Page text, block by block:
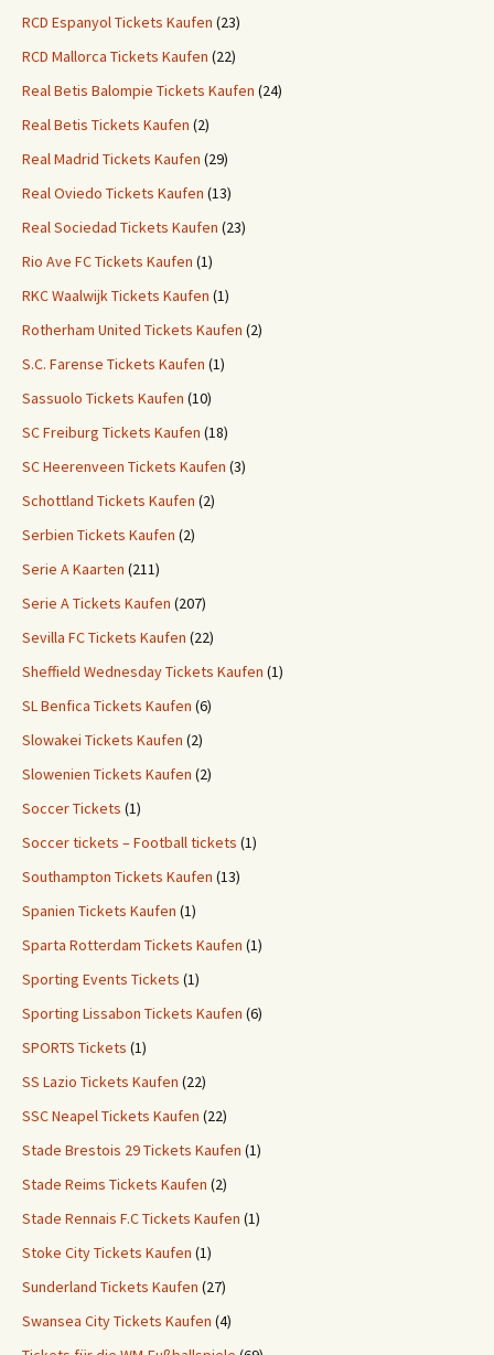
RCD Espanyol Tickets Kaufen (23)
RCD Mallorca Tickets Kaufen (22)
Real Betis Balompie Tickets Kaufen (24)
Real Betis Tickets Kaufen (2)
Real Madrid Tickets Kaufen (29)
Real Oviedo Tickets Kaufen (13)
Real Sociedad Tickets Kaufen (23)
Rio Ave FC Tickets Kaufen (1)
RKC Waalwijk Tickets Kaufen (1)
Rotherham United Tickets Kaufen (2)
S.C. Farense Tickets Kaufen (1)
Sassuolo Tickets Kaufen (10)
SC Freiburg Tickets Kaufen (18)
SC Heerenveen Tickets Kaufen (3)
Schottland Tickets Kaufen (2)
Serbien Tickets Kaufen (2)
Serie A Kaarten (211)
Serie A Tickets Kaufen (207)
Sevilla FC Tickets Kaufen (22)
Sheffield Wednesday Tickets Kaufen (1)
SL Benfica Tickets Kaufen (6)
Slowakei Tickets Kaufen (2)
Slowenien Tickets Kaufen (2)
Soccer Tickets (1)
Soccer tickets – Football tickets (1)
Southampton Tickets Kaufen (13)
Spanien Tickets Kaufen (1)
Sparta Rotterdam Tickets Kaufen (1)
Sporting Events Tickets (1)
Sporting Lissabon Tickets Kaufen (6)
SPORTS Tickets (1)
SS Lazio Tickets Kaufen (22)
SSC Neapel Tickets Kaufen (22)
Stade Brestois 29 Tickets Kaufen (1)
Stade Reims Tickets Kaufen (2)
Stade Rennais F.C Tickets Kaufen (1)
Stoke City Tickets Kaufen (1)
Sunderland Tickets Kaufen (27)
Swansea City Tickets Kaufen (4)